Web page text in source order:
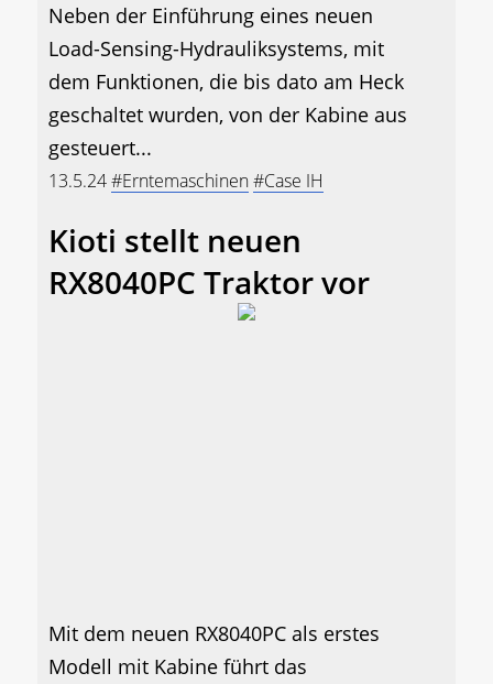
Neben der Einführung eines neuen
Load-Sensing-Hydrauliksystems, mit
dem Funktionen, die bis dato am Heck
geschaltet wurden, von der Kabine aus
gesteuert...
13.5.24#Erntemaschinen#Case IH
Kioti stellt neuen
RX8040PC Traktor vor
Mit dem neuen RX8040PC als erstes
Modell mit Kabine führt das